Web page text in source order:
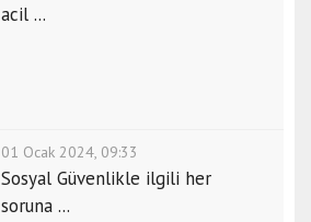
acil ...
01 Ocak 2024, 09:33
Sosyal Güvenlikle ilgili her
soruna ...